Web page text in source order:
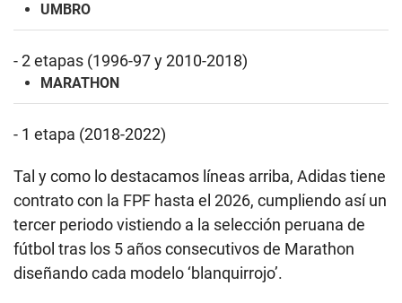
UMBRO
- 2 etapas (1996-97 y 2010-2018)
MARATHON
- 1 etapa (2018-2022)
Tal y como lo destacamos líneas arriba, Adidas tiene
contrato con la FPF hasta el 2026, cumpliendo así un
tercer periodo vistiendo a la selección peruana de
fútbol tras los 5 años consecutivos de Marathon
diseñando cada modelo ‘blanquirrojo’.